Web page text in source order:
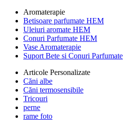
Aromaterapie
Betisoare parfumate HEM
Uleiuri aromate HEM
Conuri Parfumate HEM
Vase Aromaterapie
Suport Bete si Conuri Parfumate
Articole Personalizate
Căni albe
Căni termosensibile
Tricouri
perne
rame foto